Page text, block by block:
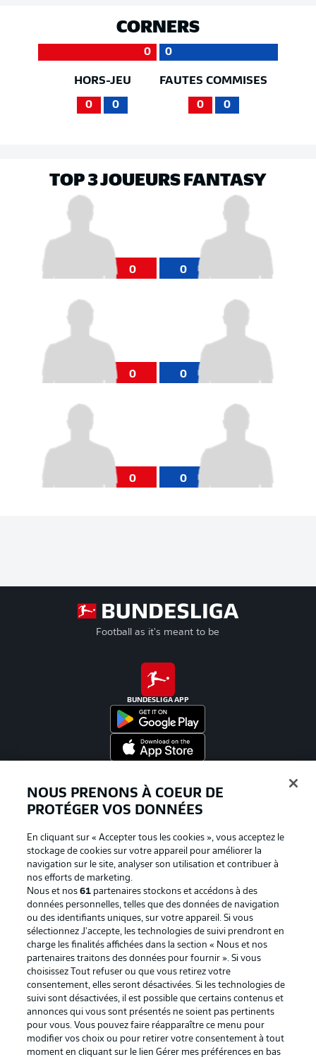
CORNERS
0 0
HORS-JEU
0 0
FAUTES COMMISES
0 0
TOP 3 JOUEURS FANTASY
0 0
0 0
0 0
Football as it's meant to be
BUNDESLIGA APP
La publicité Conditions d’utilisation des
Mentions Légales Gérer mes préférences
Déclaration de
confidentialité
Diffuseurs
NOUS PRENONS À COEUR DE
PROTÉGER VOS DONNÉES
En cliquant sur « Accepter tous les cookies », vous acceptez le
stockage de cookies sur votre appareil pour améliorer la
navigation sur le site, analyser son utilisation et contribuer à
nos efforts de marketing.
Nous et nos61 partenaires stockons et accédons à des
données personnelles, telles que des données de navigation
ou des identifiants uniques, sur votre appareil. Si vous
sélectionnez J'accepte, les technologies de suivi prendront en
charge les finalités affichées dans la section « Nous et nos
partenaires traitons des données pour fournir ». Si vous
choisissez Tout refuser ou que vous retirez votre
consentement, elles seront désactivées. Si les technologies de
suivi sont désactivées, il est possible que certains contenus et
annonces qui vous sont présentés ne soient pas pertinents
pour vous. Vous pouvez faire réapparaître ce menu pour
modifier vos choix ou pour retirer votre consentement à tout
moment en cliquant sur le lien Gérer mes préférences en bas